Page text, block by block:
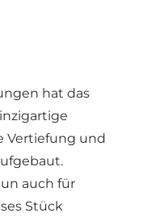
hat das
Vertiefung und
auch für
Stück